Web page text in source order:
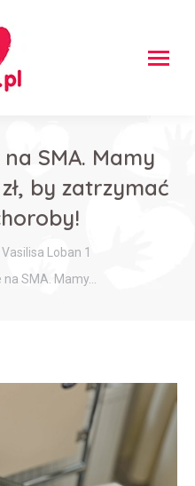
SMA. Mamy
by zatrzymać
Vasilisa Loban 1
SMA. Mamy…